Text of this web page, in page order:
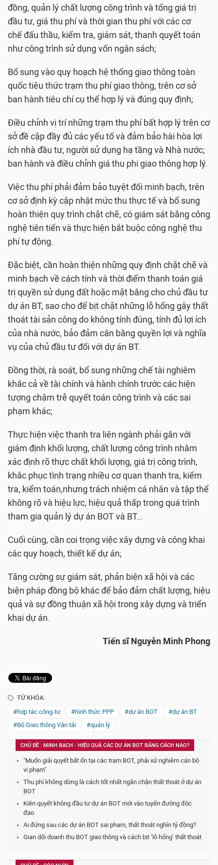
đồng, quản lý chất lượng công trình và tổng giá trị
đầu tư, giá thu phí và thời gian thu phí với các cơ
chế đấu thầu, kiểm tra, giám sát, thanh quyết toán
như công trình sử dụng vốn ngân sách;
Bổ sung vào quy hoạch hệ thống giao thông toàn
quốc tiêu thức trạm thu phí giao thông, trên cơ sở
ban hành tiêu chí cụ thể hợp lý và đúng quy định;
Điều chỉnh vị trí những trạm thu phí bất hợp lý trên cơ
sở đề cập đầy đủ các yếu tố và đảm bảo hài hòa lợi
ích nhà đầu tư, người sử dụng hạ tầng và Nhà nước;
ban hành và điều chỉnh giá thu phi giao thông hợp lý.
Việc thu phí phải đảm bảo tuyệt đối minh bạch, trên
cơ sở định kỳ cập nhật mức thu thực tế và bổ sung
hoàn thiện quy trình chặt chẽ, có giám sát bằng công
nghệ tiên tiến và thực hiện bắt buộc công nghệ thu
phí tự động.
Đặc biệt, cần hoàn thiện những quy định chặt chẽ và
minh bạch về cách tính và thời điểm thanh toán giá
trị quyền sử dụng đất hoặc mặt bằng cho chủ đầu tư
dự án BT, sao cho để bịt chặt những lỗ hổng gây thất
thoát tài sản công do không tính đúng, tính đủ lợi ích
của nhà nước, bảo đảm cân bằng quyền lợi và nghĩa
vụ của chủ đầu tư đối với dự án BT.
Đồng thời, rà soát, bổ sung những chế tài nghiêm
khắc cả về tài chính và hành chính trước các hiện
tượng chậm trễ quyết toán công trình và các sai
phạm khác;
Thực hiện việc thanh tra liên ngành phải gắn với
giám định khối lượng, chất lượng công trình nhằm
xác định rõ thực chất khối lượng, giá trị công trình,
khắc phục tình trạng nhiều cơ quan thanh tra, kiểm
tra, kiểm toán,nhưng trách nhiệm cá nhân và tập thể
không rõ và hiệu lực, hiệu quả thấp trong quá trình
tham gia quản lý dự án BOT và BT…
Cuối cùng, cần coi trọng việc xây dựng và công khai
các quy hoạch, thiết kế dự án;
Tăng cường sự giám sát, phản biện xã hội và các
biện pháp đồng bộ khác để bảo đảm chất lượng, hiệu
quả và sự đồng thuận xã hội trong xây dựng và triển
khai dự án.
Tiến sĩ Nguyễn Minh Phong
TỪ KHÓA:
#hợp tác công-tư
#hình thức PPP #dự án BOT
#dự án BT
#Bộ Giao thông Vận tải
#quản lý
CHỦ ĐỀ : MINH BẠCH - HIỆU QUẢ CÁC DỰ ÁN BOT BẰNG CÁCH NÀO?
"Muốn giải quyết bất ổn tại các trạm BOT, phải xử nghiêm cán bộ
vi phạm"
Thu phí không dừng là cách tốt nhất ngăn chặn thất thoát ở dự án
BOT
Kiên quyết không đầu tư dự án BOT mới vào tuyến đường độc
đạo
Ai đứng sau các dự án BOT sai phạm, thất thoát nghìn tỷ đồng?
Gian dối doanh thu BOT giao thông và cách bịt ‘lỗ hổng’ thất thoát